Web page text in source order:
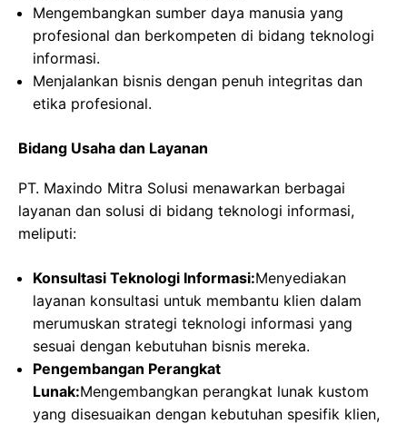
Mengembangkan sumber daya manusia yang
profesional dan berkompeten di bidang teknologi
informasi.
Menjalankan bisnis dengan penuh integritas dan
etika profesional.
Bidang Usaha dan Layanan
PT. Maxindo Mitra Solusi menawarkan berbagai
layanan dan solusi di bidang teknologi informasi,
meliputi:
Konsultasi Teknologi Informasi:Menyediakan
layanan konsultasi untuk membantu klien dalam
merumuskan strategi teknologi informasi yang
sesuai dengan kebutuhan bisnis mereka.
Pengembangan Perangkat
Lunak:Mengembangkan perangkat lunak kustom
yang disesuaikan dengan kebutuhan spesifik klien,